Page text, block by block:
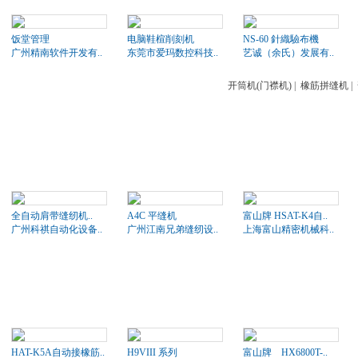
饭堂管理
广州精南软件开发有..
电脑鞋楦削刻机
东莞市爱玛数控科技..
NS-60 針織驗布機
艺诚（余氏）发展有..
开筒机(门襟机) 橡筋拼缝机
全自动肩带缝纫机..
广州科祺自动化设备..
A4C 平缝机
广州江南兄弟缝纫设..
富山牌 HSAT-K4自..
上海富山精密机械科..
HAT-K5A自动接橡筋..
H9VIII 系列
富山牌 HX6800T-..